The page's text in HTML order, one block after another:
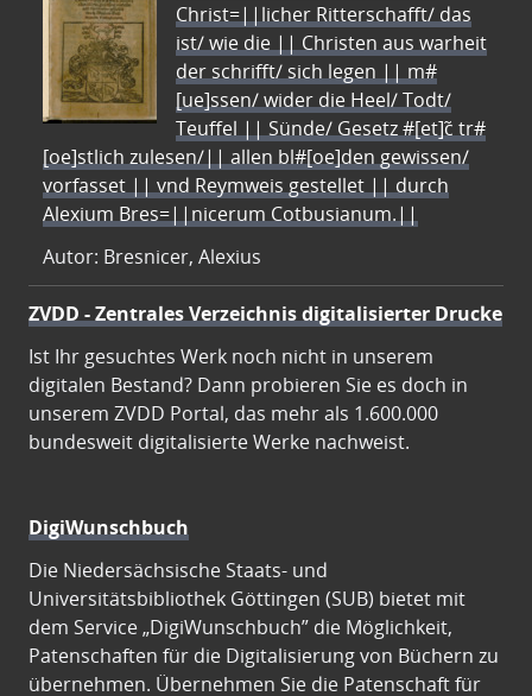
Christ=||licher Ritterschafft/ das
ist/ wie die || Christen aus warheit
der schrifft/ sich legen || m#
[ue]ssen/ wider die Heel/ Todt/
Teuffel || Sünde/ Gesetz #[et]c̃ tr#
[oe]stlich zulesen/|| allen bl#[oe]den gewissen/
vorfasset || vnd Reymweis gestellet || durch
Alexium Bres=||nicerum Cotbusianum.||
Autor: Bresnicer, Alexius
ZVDD - Zentrales Verzeichnis digitalisierter Drucke
Ist Ihr gesuchtes Werk noch nicht in unserem
digitalen Bestand? Dann probieren Sie es doch in
unserem ZVDD Portal, das mehr als 1.600.000
bundesweit digitalisierte Werke nachweist.
DigiWunschbuch
Die Niedersächsische Staats- und
Universitätsbibliothek Göttingen (SUB) bietet mit
dem Service „DigiWunschbuch” die Möglichkeit,
Patenschaften für die Digitalisierung von Büchern zu
übernehmen. Übernehmen Sie die Patenschaft für